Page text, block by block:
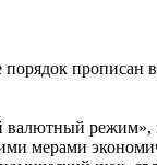
прописан в
режим»,
мерами